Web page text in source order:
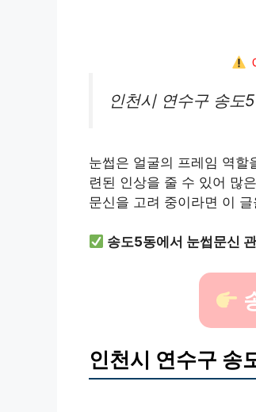
인천시 연수구 송도
눈썹은 얼굴의 프레임 역할
련된 인상을 줄 수 있어 많
문신을 고려 중이라면 이
송도5동에서 눈썹문신
인천시 연수구 송